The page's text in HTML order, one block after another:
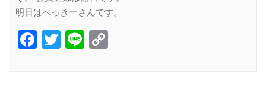
明日はべっきーさんです。
Facebook
Twitter
Line